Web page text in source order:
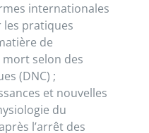
internationales
pratiques
de
selon des
(DNC) ;
et nouvelles
du
l’arrêt des